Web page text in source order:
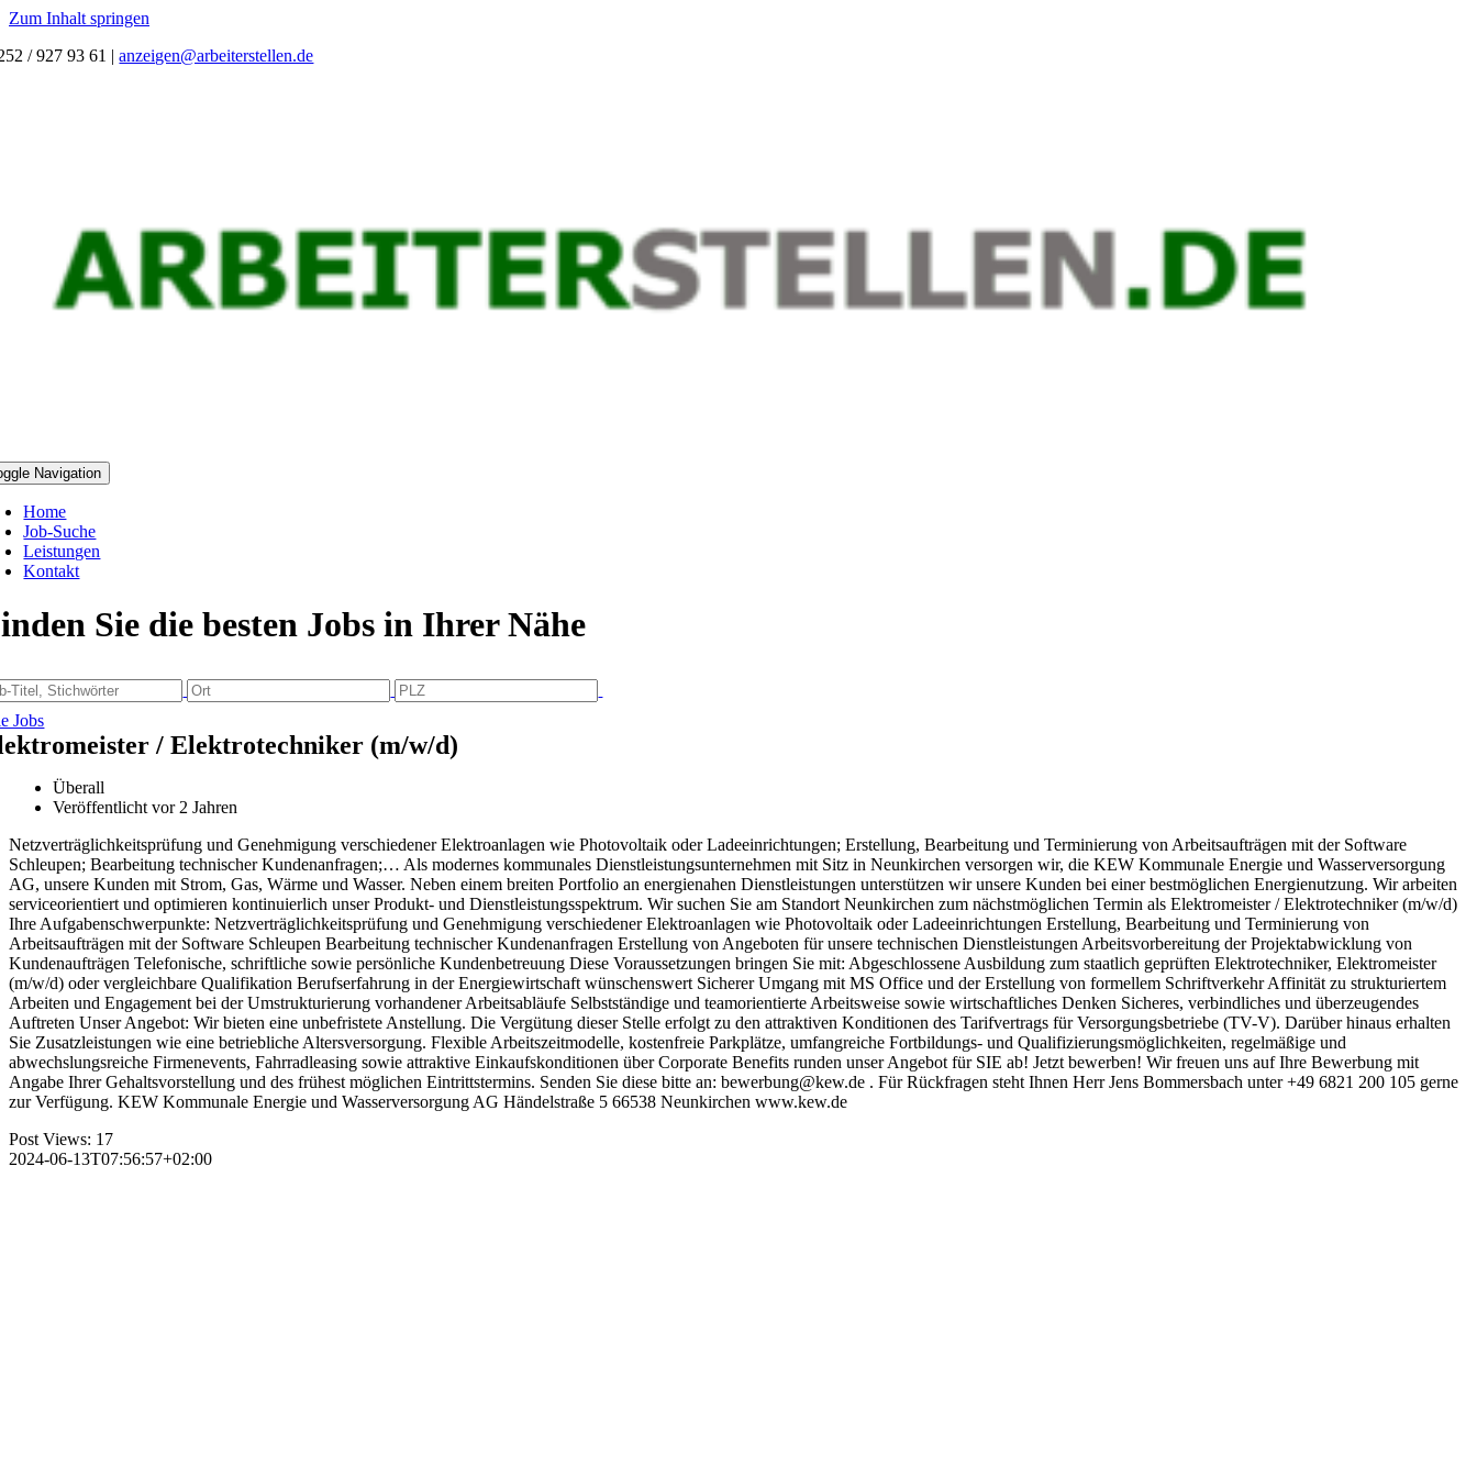
Zum Inhalt springen
/ 927 93 61 |anzeigen@arbeiterstellen.de
Navigation
Home
Job-Suche
Leistungen
Kontakt
Sie die besten Jobs in Ihrer Nähe
Jobs
/ Elektrotechniker (m/w/d)
Überall
Veröffentlicht vor 2 Jahren
Netzverträglichkeitsprüfung und Genehmigung verschiedener Elektroanlagen wie Photovoltaik oder Ladeeinrichtungen; Erstellung, Bearbeitung und Terminierung von Arbeitsaufträgen mit der Software
Schleupen; Bearbeitung technischer Kundenanfragen;… Als modernes kommunales Dienstleistungsunternehmen mit Sitz in Neunkirchen versorgen wir, die KEW Kommunale Energie und Wasserversorgung
AG, unsere Kunden mit Strom, Gas, Wärme und Wasser. Neben einem breiten Portfolio an energienahen Dienstleistungen unterstützen wir unsere Kunden bei einer bestmöglichen Energienutzung. Wir arbeiten
serviceorientiert und optimieren kontinuierlich unser Produkt- und Dienstleistungsspektrum. Wir suchen Sie am Standort Neunkirchen zum nächstmöglichen Termin als Elektromeister / Elektrotechniker (m/w/d)
Ihre Aufgabenschwerpunkte: Netzverträglichkeitsprüfung und Genehmigung verschiedener Elektroanlagen wie Photovoltaik oder Ladeeinrichtungen Erstellung, Bearbeitung und Terminierung von
Arbeitsaufträgen mit der Software Schleupen Bearbeitung technischer Kundenanfragen Erstellung von Angeboten für unsere technischen Dienstleistungen Arbeitsvorbereitung der Projektabwicklung von
Kundenaufträgen Telefonische, schriftliche sowie persönliche Kundenbetreuung Diese Voraussetzungen bringen Sie mit: Abgeschlossene Ausbildung zum staatlich geprüften Elektrotechniker, Elektromeister
(m/w/d) oder vergleichbare Qualifikation Berufserfahrung in der Energiewirtschaft wünschenswert Sicherer Umgang mit MS Office und der Erstellung von formellem Schriftverkehr Affinität zu strukturiertem
Arbeiten und Engagement bei der Umstrukturierung vorhandener Arbeitsabläufe Selbstständige und teamorientierte Arbeitsweise sowie wirtschaftliches Denken Sicheres, verbindliches und überzeugendes
Auftreten Unser Angebot: Wir bieten eine unbefristete Anstellung. Die Vergütung dieser Stelle erfolgt zu den attraktiven Konditionen des Tarifvertrags für Versorgungsbetriebe (TV-V). Darüber hinaus erhalten
Sie Zusatzleistungen wie eine betriebliche Altersversorgung. Flexible Arbeitszeitmodelle, kostenfreie Parkplätze, umfangreiche Fortbildungs- und Qualifizierungsmöglichkeiten, regelmäßige und
abwechslungsreiche Firmenevents, Fahrradleasing sowie attraktive Einkaufskonditionen über Corporate Benefits runden unser Angebot für SIE ab! Jetzt bewerben! Wir freuen uns auf Ihre Bewerbung mit
Angabe Ihrer Gehaltsvorstellung und des frühest möglichen Eintrittstermins. Senden Sie diese bitte an: bewerbung@kew.de . Für Rückfragen steht Ihnen Herr Jens Bommersbach unter +49 6821 200 105 gerne
zur Verfügung. KEW Kommunale Energie und Wasserversorgung AG Händelstraße 5 66538 Neunkirchen www.kew.de
Post Views: 17
2024-06-13T07:56:57+02:00